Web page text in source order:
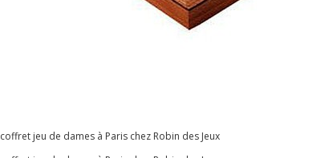
coffret jeu de dames à Paris chez Robin des Jeux